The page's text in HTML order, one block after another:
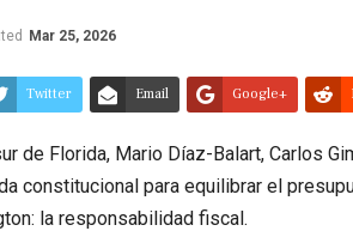
Mar 25, 2026
Twitter Email Google+
de Florida, Mario Díaz-Balart, Carlos
constitucional para equilibrar el
la responsabilidad fiscal.